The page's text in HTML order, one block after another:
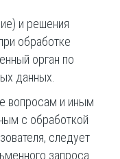
и решения
обработке
орган по
данных.
вопросам и иным
с обработкой
следует
запроса